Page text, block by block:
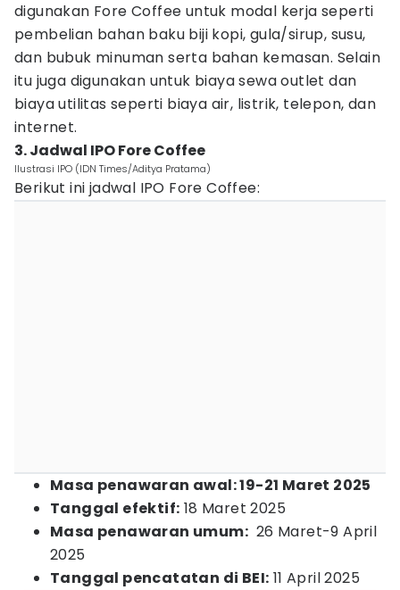
digunakan Fore Coffee untuk modal kerja seperti
pembelian bahan baku biji kopi, gula/sirup, susu,
dan bubuk minuman serta bahan kemasan. Selain
itu juga digunakan untuk biaya sewa outlet dan
biaya utilitas seperti biaya air, listrik, telepon, dan
internet.
3. Jadwal IPO Fore Coffee
Ilustrasi IPO (IDN Times/Aditya Pratama)
Berikut ini jadwal IPO Fore Coffee:
Masa penawaran awal: 19-21 Maret 2025
Tanggal efektif: 18 Maret 2025
Masa penawaran umum: 26 Maret-9 April
2025
Tanggal pencatatan di BEI: 11 April 2025